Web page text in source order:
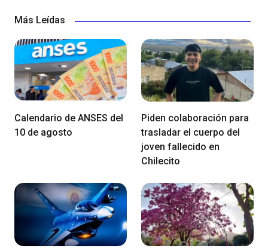
Más Leídas
Calendario de ANSES del
10 de agosto
Piden colaboración para
trasladar el cuerpo del
joven fallecido en
Chilecito